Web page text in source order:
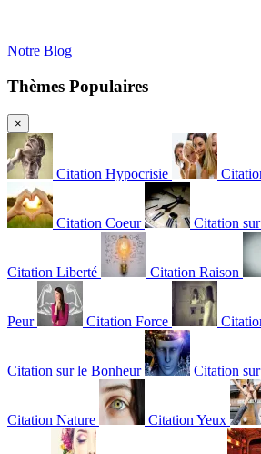
Notre Blog
Thèmes Populaires
×
Citation Hypocrisie
Citation Coeur Citation sur
Citation Liberté Citation Raison
Peur Citation Force
Citation sur le Bonheur Citation
Citation Nature Citation Yeux